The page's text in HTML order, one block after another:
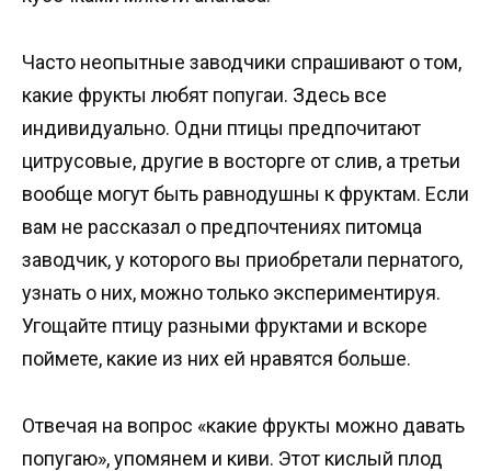
Часто неопытные заводчики спрашивают о том,
какие фрукты любят попугаи. Здесь все
индивидуально. Одни птицы предпочитают
цитрусовые, другие в восторге от слив, а третьи
вообще могут быть равнодушны к фруктам. Если
вам не рассказал о предпочтениях питомца
заводчик, у которого вы приобретали пернатого,
узнать о них, можно только экспериментируя.
Угощайте птицу разными фруктами и вскоре
поймете, какие из них ей нравятся больше.
Отвечая на вопрос «какие фрукты можно давать
попугаю», упомянем и киви. Этот кислый плод